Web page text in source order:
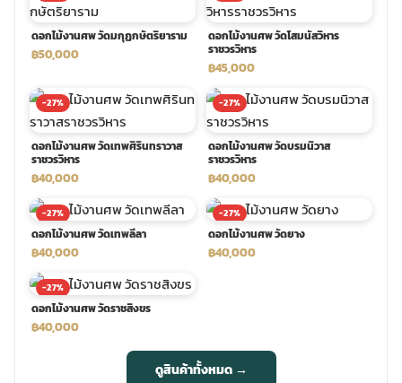
ดอกไม้งานศพ วัดมกุฏกษัตริยาราม
฿50,000
ดอกไม้งานศพ วัดโสมนัสวิหาร
ราชวรวิหาร
฿45,000
-27%
ดอกไม้งานศพ วัดเทพศิรินทราวาส
ราชวรวิหาร
฿40,000
-27%
ดอกไม้งานศพ วัดบรมนิวาส
ราชวรวิหาร
฿40,000
-27%
ดอกไม้งานศพ วัดเทพลีลา
฿40,000
-27%
ดอกไม้งานศพ วัดยาง
฿40,000
-27%
ดอกไม้งานศพ วัดราชสิงขร
฿40,000
ดูสินค้าทั้งหมด →